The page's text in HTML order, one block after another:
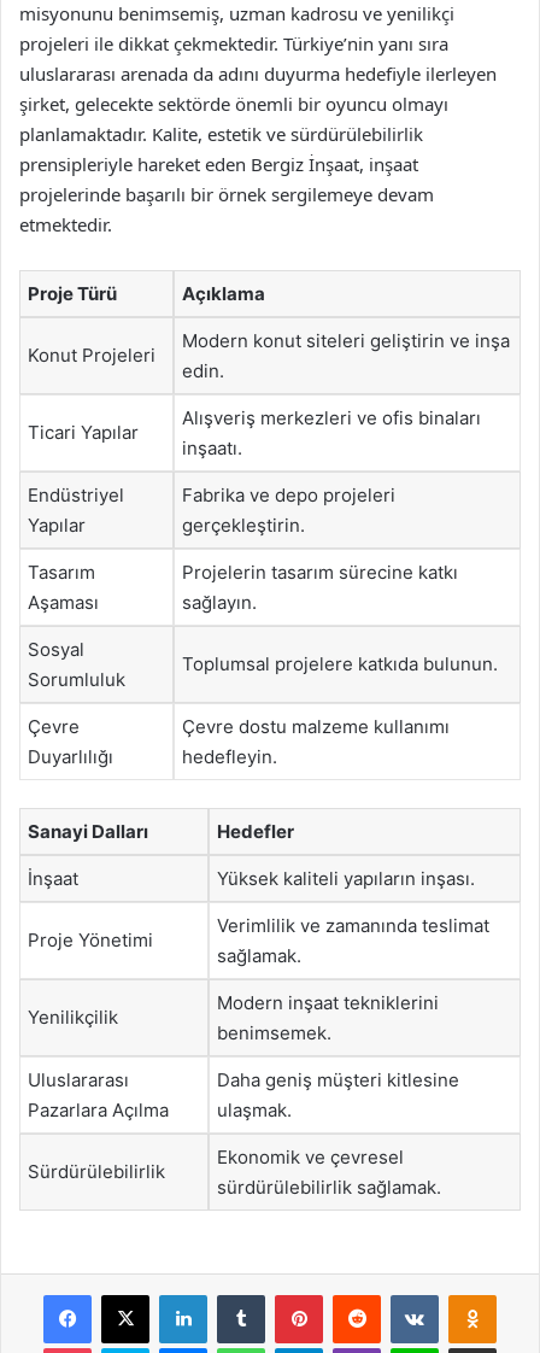
misyonunu benimsemiş, uzman kadrosu ve yenilikçi
projeleri ile dikkat çekmektedir. Türkiye’nin yanı sıra
uluslararası arenada da adını duyurma hedefiyle ilerleyen
şirket, gelecekte sektörde önemli bir oyuncu olmayı
planlamaktadır. Kalite, estetik ve sürdürülebilirlik
prensipleriyle hareket eden Bergiz İnşaat, inşaat
projelerinde başarılı bir örnek sergilemeye devam
etmektedir.
Proje Türü Açıklama
Konut Projeleri
Modern konut siteleri geliştirin ve inşa
edin.
Ticari Yapılar
Alışveriş merkezleri ve ofis binaları
inşaatı.
Endüstriyel
Yapılar
Fabrika ve depo projeleri
gerçekleştirin.
Tasarım
Aşaması
Projelerin tasarım sürecine katkı
sağlayın.
Sosyal
Sorumluluk
Toplumsal projelere katkıda bulunun.
Çevre
Duyarlılığı
Çevre dostu malzeme kullanımı
hedefleyin.
Sanayi Dalları Hedefler
İnşaat Yüksek kaliteli yapıların inşası.
Proje Yönetimi
Verimlilik ve zamanında teslimat
sağlamak.
Yenilikçilik
Modern inşaat tekniklerini
benimsemek.
Uluslararası
Pazarlara Açılma
Daha geniş müşteri kitlesine
ulaşmak.
Sürdürülebilirlik
Ekonomik ve çevresel
sürdürülebilirlik sağlamak.
Facebook
X LinkedInTumblr PinterestReddit VKontakte
Pocket Skype MessengerWhatsAppTelegramViber Line E-Posta ile